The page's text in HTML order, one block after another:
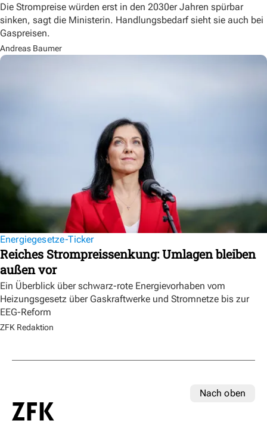
Die Strompreise würden erst in den 2030er Jahren spürbar
sinken, sagt die Ministerin. Handlungsbedarf sieht sie auch bei
Gaspreisen.
Andreas Baumer
Energiegesetze-Ticker
Reiches Strompreissenkung: Umlagen bleiben
außen vor
Ein Überblick über schwarz-rote Energievorhaben vom
Heizungsgesetz über Gaskraftwerke und Stromnetze bis zur
EEG-Reform
ZFK Redaktion
Nach oben